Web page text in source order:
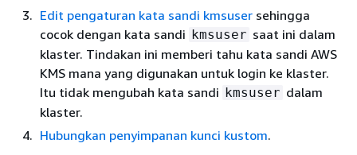
Edit pengaturan kata sandi kmsuser sehingga
cocok dengan kata sandi kmsuser saat ini dalam
klaster. Tindakan ini memberi tahu kata sandi AWS
KMS mana yang digunakan untuk login ke klaster.
Itu tidak mengubah kata sandi kmsuser dalam
klaster.
Hubungkan penyimpanan kunci kustom.